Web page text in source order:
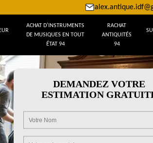
ACHAT D'INSTRUMENTS
DE MUSIQUES EN TOUT
ÉTAT 94
RACHAT
ANTIQUITÉS
94
DEMANDEZ VOTRE
ESTIMATION